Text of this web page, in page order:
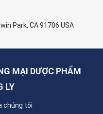
Park, CA 91706 USA
MẠI DƯỢC PHẨM
LY
chúng tôi